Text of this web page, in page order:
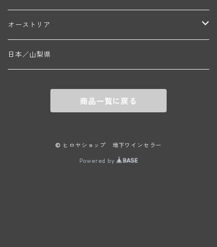
エマニュエル・ルジェ(フラジェ・エシェゾー)
ニコラ・ルジェ(フラジェ・エシェゾー)
ドニ・モルテ(ジュヴレ・シャンベルタン)
ドニ・ペール・エ・フィス(ペルナン・ヴェルジュレス)
コント・ラフォン(ムルソー)
フランソワ・ミクルスキ(ムルソー)
ニコラ・ジェイ
ラインガウ
ゲオルグ・ブロイヤー
フランケン
オーストリア
テルメンレギオン
セップ・モーザ―
カンプタール
日本／山梨県
商品一覧に戻る
© ヒロヤショップ 地下ワインセラー
Powered by